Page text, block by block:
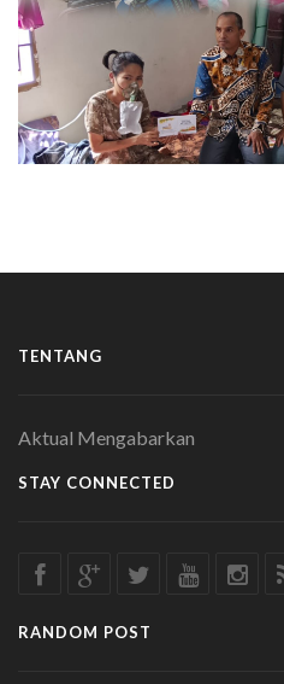
TENTANG
Aktual Mengabarkan
STAY CONNECTED
RANDOM POST